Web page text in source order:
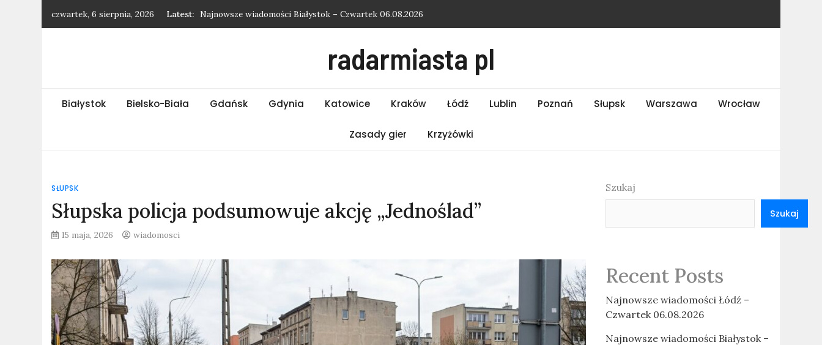
czwartek, 6 sierpnia, 2026 Latest:
Najnowsze wiadomości Białystok – Czwartek 06.08.2026
Najnowsze wiadomości Słupsk – Czwartek 06.08.2026
Najnowsze wiadomości Kraków – Czwartek 06.08.2026
radarmiasta pl
Białystok Bielsko-Biała Gdańsk Gdynia Katowice Kraków Łódź Lublin Poznań Słupsk Warszawa Wrocław
Zasady gier Krzyżówki
SŁUPSK
Słupska policja podsumowuje akcję „Jednoślad”
15 maja, 2026 wiadomosci
Szukaj
Szukaj
Recent Posts
Najnowsze wiadomości Łódź –
Czwartek 06.08.2026
Najnowsze wiadomości Białystok –